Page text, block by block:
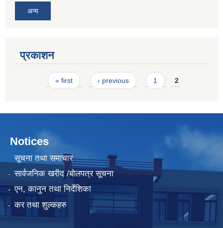
अन्य
प्रकाशन
Pages« first ‹ previous 1 2
Notices
सूचना तथा समाचार
सार्वजनिक खरीद /बोलपत्र सूचना
एन, कानुन तथा निर्देशिका
कर तथा शुल्कहरु